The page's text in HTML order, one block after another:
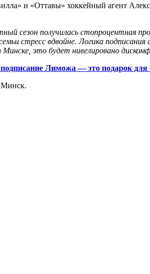
и «Оттавы» хоккейный агент
сезон получилась стопроцентная
стресс вдвойне. Логика
это будет нивелировано
Лиможа — это подарок для